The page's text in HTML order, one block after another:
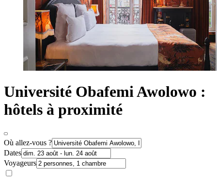
Université Obafemi Awolowo :
hôtels à proximité
Où allez-vous ?
Dates
Voyageurs